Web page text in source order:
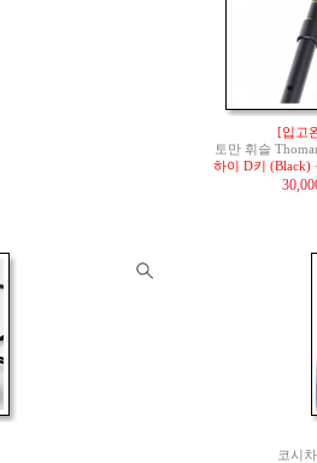
[입고
토만 휘슬
하이 D키 (Black)
코시